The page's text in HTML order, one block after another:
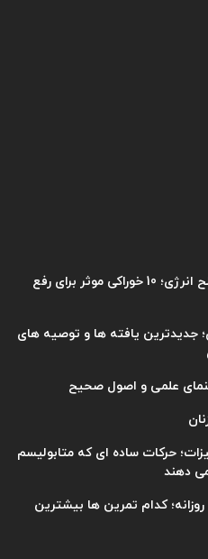
غذاهای طبیعی افزایش دهنده سطح انرژی؛ 10 خوراکی موثر برای رفع
جدیدترین یافته ها و توصیه های
علمی و اصول صحیح
حرکات ساده ای که متابولیسم
می دهند
کدام تمرین ها بیشترین